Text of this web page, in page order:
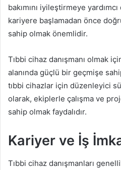
bakımını iyileştirmeye
kariyere başlamadan önce
sahip olmak önemlidir.
Tıbbi cihaz danışmanı olmak
alanında güçlü bir geçmişe
tıbbi cihazlar için düzenleyici
olarak, ekiplerle çalışma ve
sahip olmak faydalıdır.
Kariyer ve İş
Tıbbi cihaz danışmanları